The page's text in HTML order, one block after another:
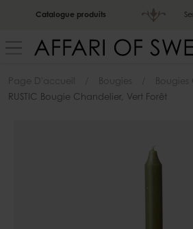
Catalogue produits
Page D'accueil Bougies
RUSTIC Bougie Chandelier, Vert Forêt